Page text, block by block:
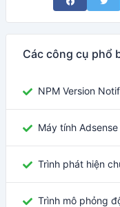
Share on
Các công cụ phổ
NPM Version
Máy tính Adsense
Trình phát hiện
Trình mô phỏng